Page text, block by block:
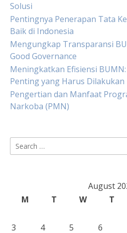
Solusi
Pentingnya Penerapan Tata
Baik di Indonesia
Mengungkap Transparansi
Good Governance
Meningkatkan Efisiensi
Penting yang Harus Dilakukan
Pengertian dan Manfaat
Narkoba (PMN)
Search
for:
August
M
T W T
3
4 5 6